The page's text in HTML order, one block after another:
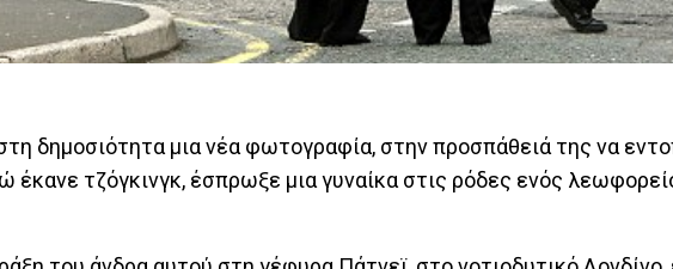
δημοσιότητα μια νέα φωτογραφία, στην προσπάθειά της να
έκανε τζόγκινγκ, έσπρωξε μια γυναίκα στις ρόδες ενός